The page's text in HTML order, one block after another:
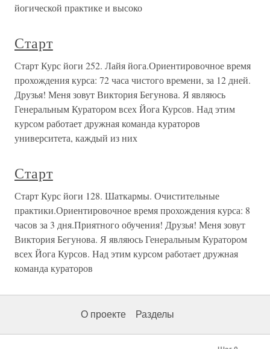
йогической практике и высоко
Старт
Старт Курс йоги 252. Лайя йога.Ориентировочное время
прохождения курса: 72 часа чистого времени, за 12 дней.
Друзья! Меня зовут Виктория Бегунова. Я являюсь
Генеральным Куратором всех Йога Курсов. Над этим
курсом работает дружная команда кураторов
университета, каждый из них
Старт
Старт Курс йоги 128. Шаткармы. Очистительные
практики.Ориентировочное время прохождения курса: 8
часов за 3 дня.Приятного обучения! Друзья! Меня зовут
Виктория Бегунова. Я являюсь Генеральным Куратором
всех Йога Курсов. Над этим курсом работает дружная
команда кураторов
О проекте Разделы